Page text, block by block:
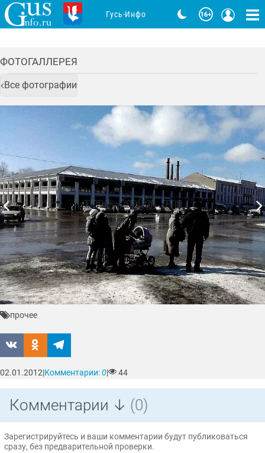
ФОТОГАЛЛЕРЕЯ
Все фотографии
прочее
02.01.2012|Комментарии:0| 44
Комментарии ↓ (0)
Зарегистрируйтесь и ваши комментарии будут публиковаться
сразу, без предварительной проверки.
Гусь-Инфо